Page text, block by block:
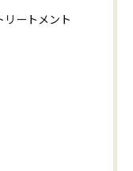
リートメント